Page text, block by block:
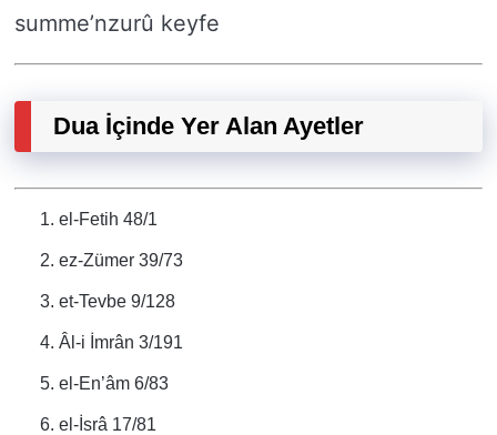
summe’nzurû keyfe
Dua İçinde Yer Alan Ayetler
el-Fetih 48/1
ez-Zümer 39/73
et-Tevbe 9/128
Âl-i İmrân 3/191
el-En’âm 6/83
el-İsrâ 17/81